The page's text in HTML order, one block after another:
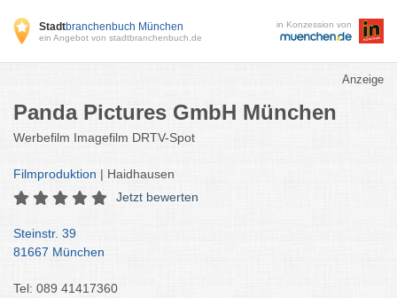
Stadtbranchenbuch München
ein Angebot von stadtbranchenbuch.de
in Konzession von
Anzeige
Panda Pictures GmbH München
Werbefilm Imagefilm DRTV-Spot
Filmproduktion | Haidhausen
Jetzt bewerten
Steinstr. 39
81667 München
Tel: 089 41417360